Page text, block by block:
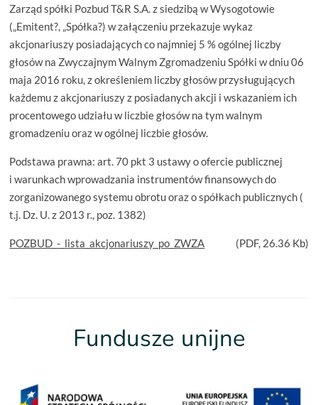
Zarząd spółki Pozbud T&R S.A. z siedzibą w Wysogotowie
(„Emitent?, „Spółka?) w załączeniu przekazuje wykaz
akcjonariuszy posiadających co najmniej 5 % ogólnej liczby
głosów na Zwyczajnym Walnym Zgromadzeniu Spółki w dniu 06
maja 2016 roku, z określeniem liczby głosów przysługujących
każdemu z akcjonariuszy z posiadanych akcji i wskazaniem ich
procentowego udziału w liczbie głosów na tym walnym
gromadzeniu oraz w ogólnej liczbie głosów.
Podstawa prawna: art. 70 pkt 3 ustawy o ofercie publicznej
i warunkach wprowadzania instrumentów finansowych do
zorganizowanego systemu obrotu oraz o spółkach publicznych (
t.j. Dz. U. z 2013 r., poz. 1382)
POZBUD_-_lista_akcjonariuszy_po_ZWZA (PDF, 26.36 Kb)
Fundusze unijne